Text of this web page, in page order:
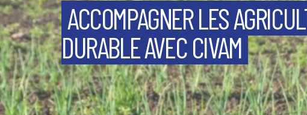
ACCOMPAGNER LES
DURABLE AVEC CIVAM